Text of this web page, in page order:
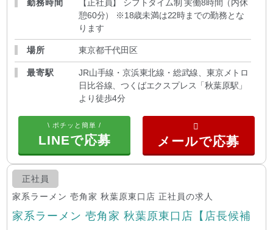
勤務時間
【正社員】 シフトタイム制 実働8時間（内休
憩60分） ※18歳未満は22時までの勤務とな
ります
場所 東京都千代田区
最寄駅
JR山手線・京浜東北線・総武線、東京メトロ
日比谷線、つくばエクスプレス「秋葉原駅」
より徒歩4分
\ ポチッと簡単 /
LINEで応募
正社員
家系ラーメン 壱角家 秋葉原東口店 正社員の求人
家系ラーメン 壱角家 秋葉原東口店【店長候補